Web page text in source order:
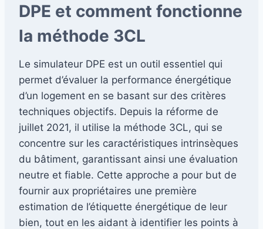
DPE et comment fonctionne
la méthode 3CL
Le simulateur DPE est un outil essentiel qui
permet d’évaluer la performance énergétique
d’un logement en se basant sur des critères
techniques objectifs. Depuis la réforme de
juillet 2021, il utilise la méthode 3CL, qui se
concentre sur les caractéristiques intrinsèques
du bâtiment, garantissant ainsi une évaluation
neutre et fiable. Cette approche a pour but de
fournir aux propriétaires une première
estimation de l’étiquette énergétique de leur
bien, tout en les aidant à identifier les points à